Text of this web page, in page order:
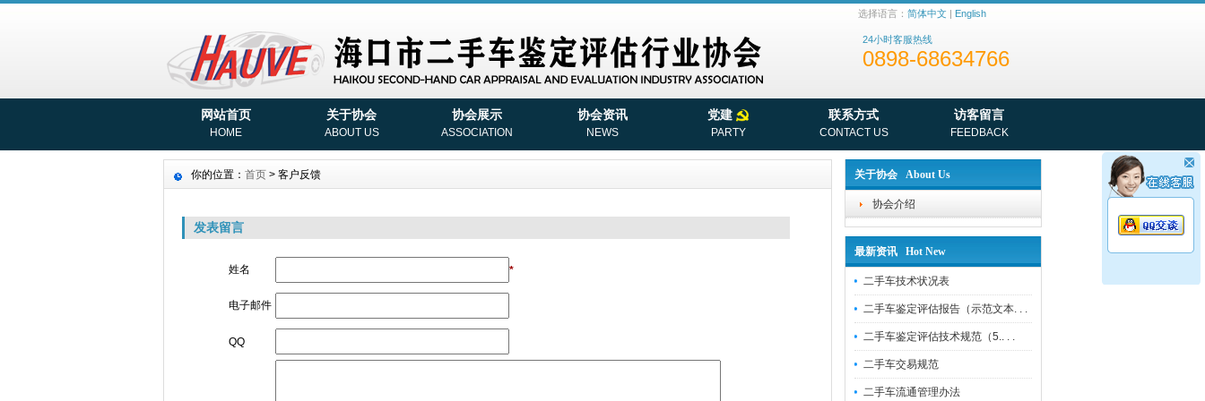
选择语言： 简体中文 | English
24小时客服热线
0898-68634766
网站首页
HOME
关于协会
ABOUT US
协会展示
ASSOCIATION
协会资讯
NEWS
党建
PARTY
联系方式
CONTACT US
访客留言
FEEDBACK
关于协会 About Us
协会介绍
最新资讯 Hot New
二手车技术状况表
二手车鉴定评估报告（示范文本. . .
二手车鉴定评估技术规范（5.. . .
二手车交易规范
二手车流通管理办法
你的位置： 首页 > 客户反馈
发表留言
姓名 *
电子邮件
QQ